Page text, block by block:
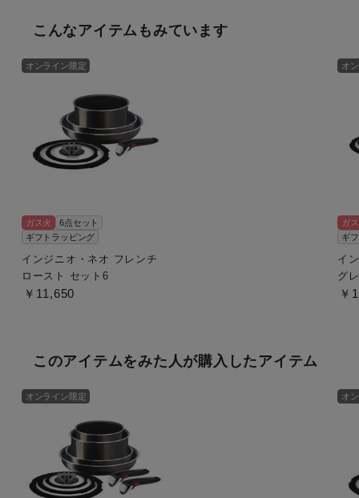
こんなアイテムもみています
オンライン限定
ガス火
6点セット
ギフトラッピング
インジニオ・ネオ フレンチ
ロースト セット6
￥11,650
オ
ガ
ギ
イ
グ
￥
このアイテムをみた人が購入したアイテム
オンライン限定 オ